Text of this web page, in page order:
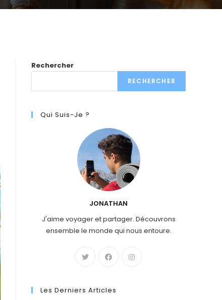
Rechercher
RECHERCHER
Qui Suis-Je ?
JONATHAN
J'aime voyager et partager. Découvrons
ensemble le monde qui nous entoure.
Les Derniers Articles